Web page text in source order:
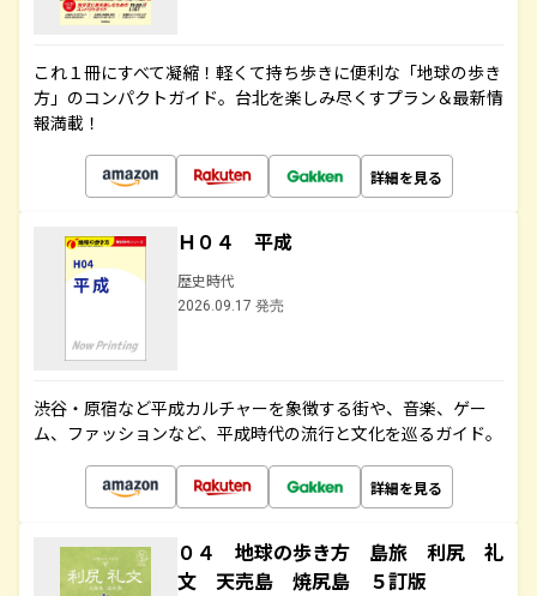
これ１冊にすべて凝縮！軽くて持ち歩きに便利な「地球の歩き
方」のコンパクトガイド。台北を楽しみ尽くすプラン＆最新情
報満載！
詳細を見る
Ｈ０４ 平成
歴史時代
2026.09.17 発売
渋谷・原宿など平成カルチャーを象徴する街や、音楽、ゲー
ム、ファッションなど、平成時代の流行と文化を巡るガイド。
詳細を見る
０４ 地球の歩き方 島旅 利尻 礼
文 天売島 焼尻島 ５訂版